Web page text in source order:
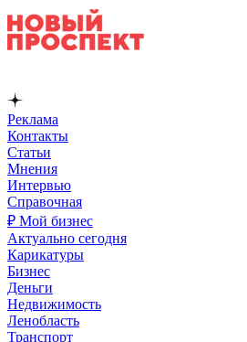
Реклама
Контакты
Статьи
Мнения
Интервью
Справочная
₽ Мой бизнес
Актуально сегодня
Карикатуры
Бизнес
Деньги
Недвижимость
Ленобласть
Транспорт